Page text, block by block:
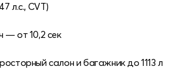
л.с., CVT)
— от 10,2 сек
салон и багажник до 1113 л